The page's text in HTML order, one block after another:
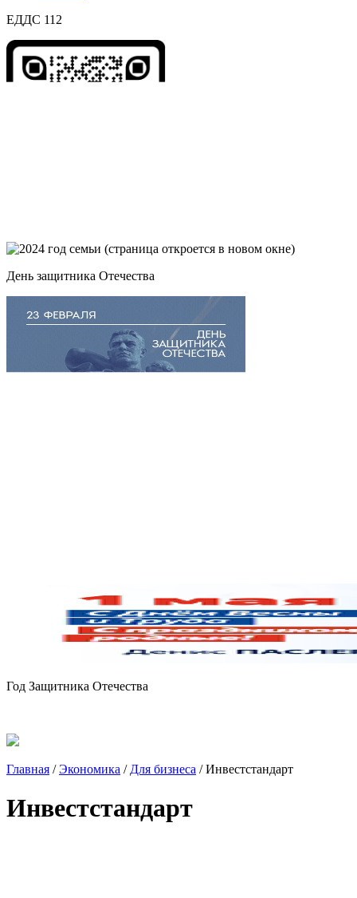
ЕДДС 112
День защитника Отечества
Год Защитника Отечества
Главная /Экономика / Для бизнеса /Инвестстандарт
Инвестстандарт